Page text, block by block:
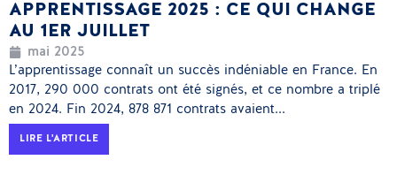
APPRENTISSAGE 2025 : CE QUI CHANGE
AU 1ER JUILLET
mai 2025
L’apprentissage connaît un succès indéniable en France. En
2017, 290 000 contrats ont été signés, et ce nombre a triplé
en 2024. Fin 2024, 878 871 contrats avaient...
LIRE L'ARTICLE